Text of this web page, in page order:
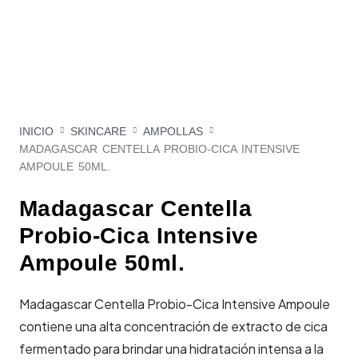
INICIO SKINCARE
AMPOLLAS
MADAGASCAR CENTELLA PROBIO-CICA INTENSIVE
AMPOULE 50ML.
Madagascar Centella
Probio-Cica Intensive
Ampoule 50ml.
Madagascar Centella Probio-Cica Intensive Ampoule
contiene una alta concentración de extracto de cica
fermentado para brindar una hidratación intensa a la